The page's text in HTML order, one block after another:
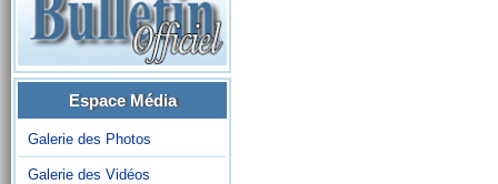
Espace Média
Galerie des Photos
Galerie des Vidéos